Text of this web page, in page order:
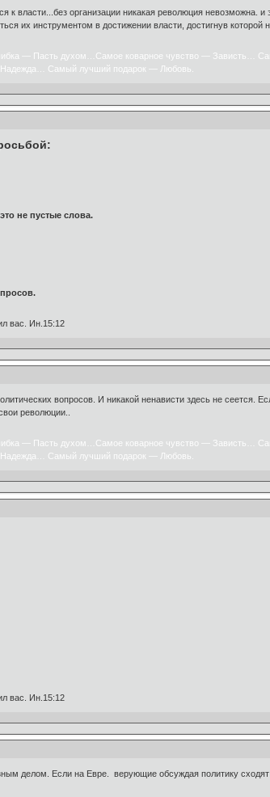
власти...без организации никакая революция невозможна.
их инструментом в достижении власти, достигнув
— Пасть духом…Самое коварное чувство — Зависть…
Самый лучший подарок — Любовь.
не пустые слова.
вас. Ин.15:12
вопросов. И никакой ненависти здесь не сеется.
революции..
— Пасть духом…Самое коварное чувство — Зависть…
Самый лучший подарок — Любовь.
вас. Ин.15:12
делом. Если на Евре. верующие обсуждая политику сходят